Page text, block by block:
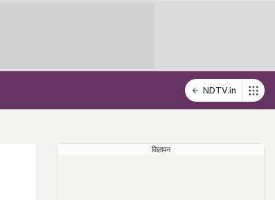
NDTV.in
विज्ञापन